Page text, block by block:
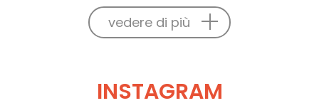
vedere di più
INSTAGRAM